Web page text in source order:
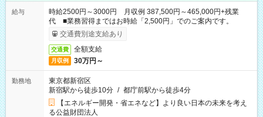
給与
時給2500円～3000円 月収例 387,500円～465,000円+残業
代 ■業務習得まではお時給「2,500円」でのご案内です。
交通費別途支給あり
交通費 全額支給
月収例 30万円～
勤務地
東京都新宿区
新宿駅から徒歩10分 / 都庁前駅から徒歩4分
【エネルギー開発・省エネなど】より良い日本の未来を考え
る公益財団法人